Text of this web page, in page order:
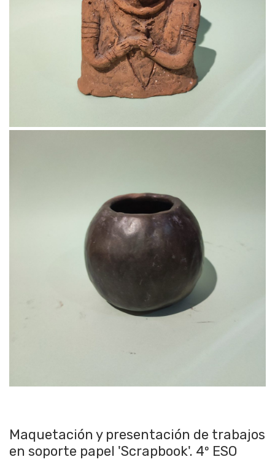
Maquetación y presentación de trabajos
Conocimiento general del hecho artístico de las Artes Plásticas
integración de pop-ups en los trabajos realizados. Reciclado de
material usado para crear utensilios nuevos y útiles. Esta